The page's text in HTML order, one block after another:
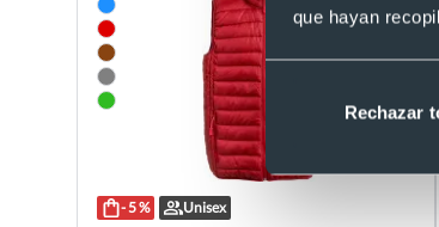
que hayan
Rechazar
- 5 % Unisex